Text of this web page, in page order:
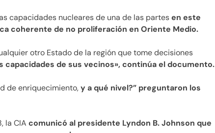
capacidades nucleares de una de las partesen este
coherente de no proliferación en Oriente Medio.
otro Estado de la región que tome decisiones
capacidades de sus vecinos», continúa el documento.
de enriquecimiento,y a qué nivel?” preguntaron los
la CIA comunicó al presidente Lyndon B. Johnson que